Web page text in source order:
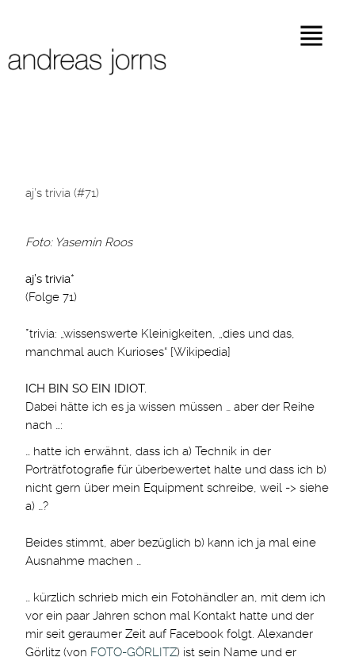
aj’s trivia (#71)
Foto: Yasemin Roos
aj’s trivia*
(Folge 71)
*trivia: „wissenswerte Kleinigkeiten, „dies und das,
manchmal auch Kurioses“ [Wikipedia]
ICH BIN SO EIN IDIOT.
Dabei hätte ich es ja wissen müssen … aber der Reihe
nach …:
… hatte ich erwähnt, dass ich a) Technik in der
Porträtfotografie für überbewertet halte und dass ich b)
nicht gern über mein Equipment schreibe, weil -> siehe
a) …?
Beides stimmt, aber bezüglich b) kann ich ja mal eine
Ausnahme machen …
… kürzlich schrieb mich ein Fotohändler an, mit dem ich
vor ein paar Jahren schon mal Kontakt hatte und der
mir seit geraumer Zeit auf Facebook folgt. Alexander
Görlitz (von FOTO-GÖRLITZ) ist sein Name und er